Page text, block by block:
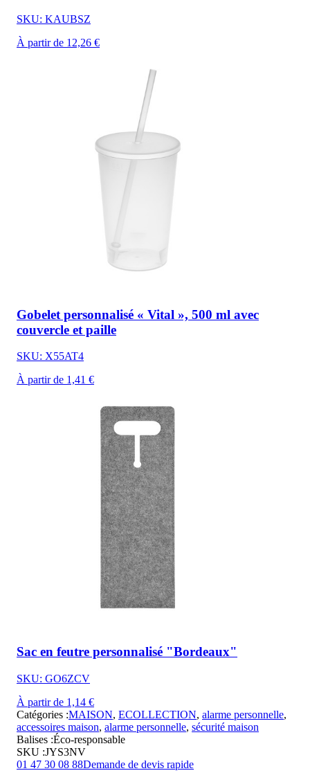
SKU: KAUBSZ
À partir de 12,26 €
Gobelet personnalisé « Vital », 500 ml avec
couvercle et paille
SKU: X55AT4
À partir de 1,41 €
Sac en feutre personnalisé "Bordeaux"
SKU: GO6ZCV
À partir de 1,14 €
Catégories :MAISON, ECOLLECTION, alarme personnelle,
accessoires maison, alarme personnelle, sécurité maison
Balises :Éco-responsable
SKU :JYS3NV
01 47 30 08 88Demande de devis rapide